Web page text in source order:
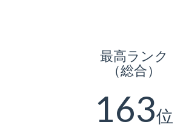
最高ランク
（総合）
163位